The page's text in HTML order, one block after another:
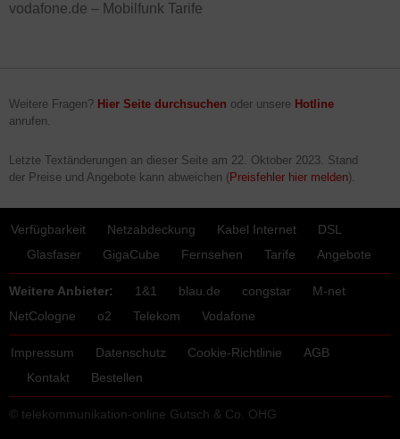
vodafone.de – Mobilfunk Tarife
Weitere Fragen? Hier Seite durchsuchen oder unsere Hotline
anrufen.
Letzte Textänderungen an dieser Seite am 22. Oktober 2023. Stand
der Preise und Angebote kann abweichen (Preisfehler hier melden).
Verfügbarkeit Netzabdeckung Kabel Internet
DSL
Glasfaser
GigaCube Fernsehen Tarife Angebote
Weitere Anbieter: 1&1 blau.de congstar
M-net
NetCologne
o2 Telekom Vodafone
Impressum Datenschutz Cookie-Richtlinie
AGB
Kontakt
Bestellen
© telekommunikation-online Gutsch & Co. OHG